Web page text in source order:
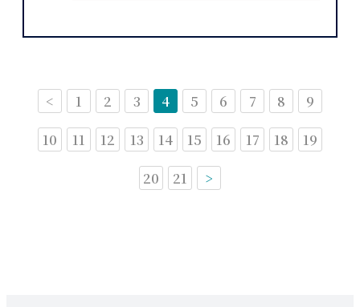
< 1 2 3 4 5 6 7 8
9
10
11 12 13 14 15 16 17 18
19
20
21 >